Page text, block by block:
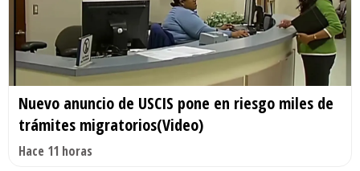
Nuevo anuncio de USCIS pone en riesgo miles de
trámites migratorios(Video)
Hace 11 horas